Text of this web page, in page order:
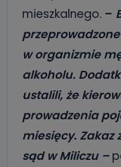
mieszkalnego. –
w organizmie
alkoholu.
ustalili, że
prowadzenia
miesięcy. Zakaz
sąd w Miliczu –